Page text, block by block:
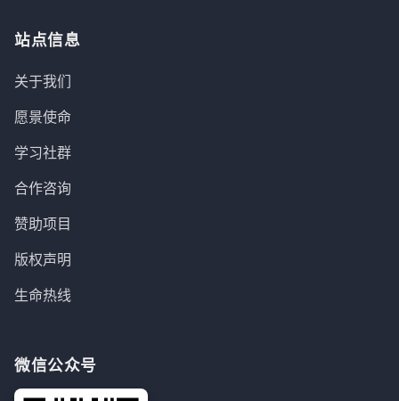
站点信息
关于我们
愿景使命
学习社群
合作咨询
赞助项目
版权声明
生命热线
微信公众号